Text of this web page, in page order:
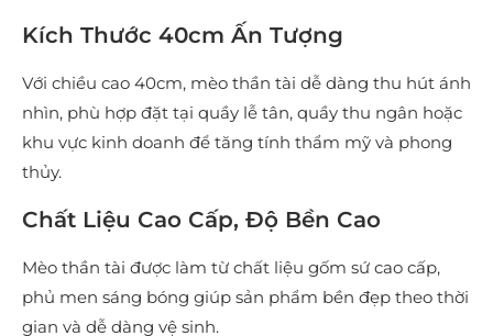
Kích Thước 40cm Ấn Tượng
Với chiều cao 40cm, mèo thần tài dễ dàng thu hút ánh
nhìn, phù hợp đặt tại quầy lễ tân, quầy thu ngân hoặc
khu vực kinh doanh để tăng tính thẩm mỹ và phong
thủy.
Chất Liệu Cao Cấp, Độ Bền Cao
Mèo thần tài được làm từ chất liệu gốm sứ cao cấp,
phủ men sáng bóng giúp sản phẩm bền đẹp theo thời
gian và dễ dàng vệ sinh.